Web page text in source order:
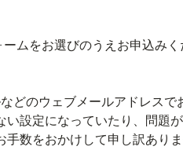
ムをお選びのうえお申込みく
どのウェブメールアドレスで
い設定になっていたり、問題
数をおかけして申し訳あり